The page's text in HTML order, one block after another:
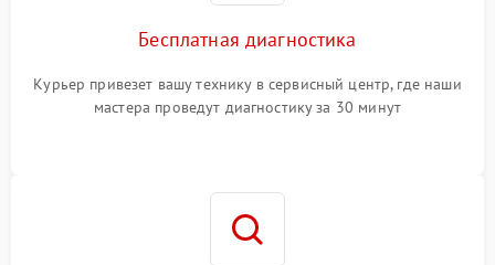
Бесплатная диагностика
Курьер привезет вашу технику в сервисный центр, где наши
мастера проведут диагностику за 30 минут